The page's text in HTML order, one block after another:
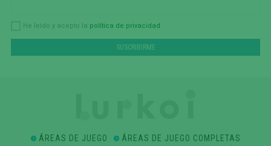
He leído y acepto la política de privacidad
ÁREAS DE JUEGO
ÁREAS DE JUEGO COMPLETAS